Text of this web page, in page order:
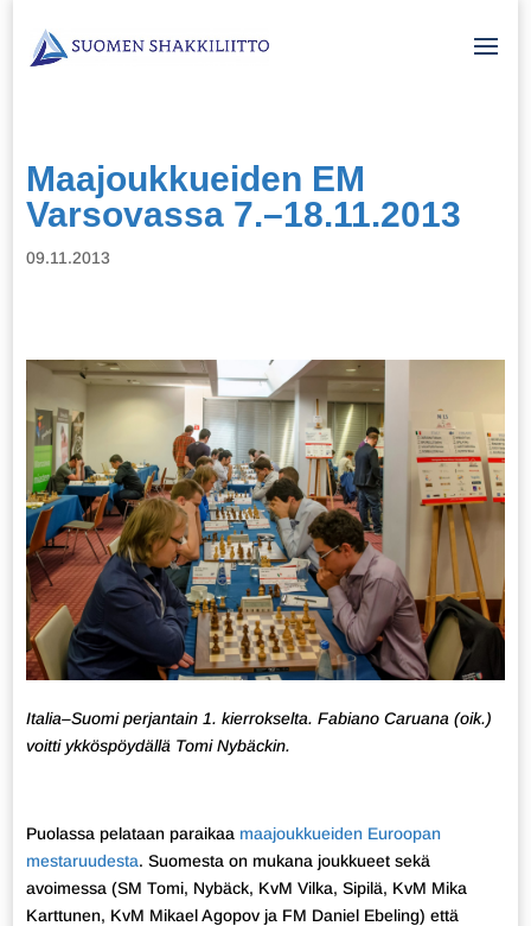
Maajoukkueiden EM
Varsovassa 7.–18.11.2013
09.11.2013
Italia–Suomi perjantain 1. kierrokselta. Fabiano Caruana (oik.)
voitti ykköspöydällä Tomi Nybäckin.
Puolassa pelataan paraikaa maajoukkueiden Euroopan
mestaruudesta. Suomesta on mukana joukkueet sekä
avoimessa (SM Tomi, Nybäck, KvM Vilka, Sipilä, KvM Mika
Karttunen, KvM Mikael Agopov ja FM Daniel Ebeling) että